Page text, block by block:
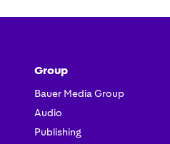
Group
Bauer Media Group
Audio
Publishing